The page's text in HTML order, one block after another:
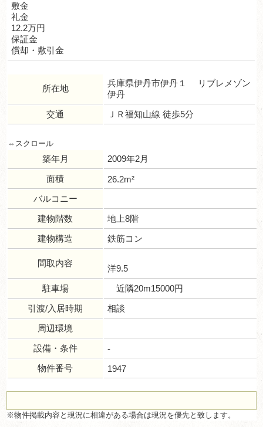
敷金
礼金
12.2万円
保証金
償却・敷引金
所在地
兵庫県伊丹市伊丹１ リブレメゾン
伊丹
交通
ＪＲ福知山線 徒歩5分
築年月
2009年2月
面積
26.2m²
バルコニー
建物階数
地上8階
建物構造
鉄筋コン
間取内容
洋9.5
駐車場
近隣20m15000円
引渡/入居時期
相談
周辺環境
設備・条件
-
物件番号
1947
※物件掲載内容と現況に相違がある場合は現況を優先と致します。